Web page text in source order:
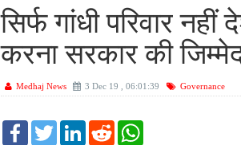
सिर्फ गांधी परिवार
करना सरकार की
Medhaj News 3 Dec 19 , 06:01:39 Governance
F
T
L
R